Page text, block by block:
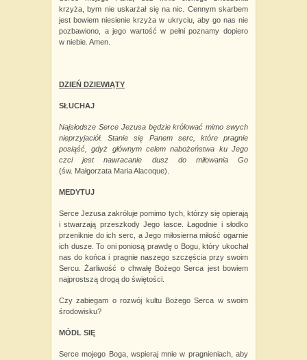
krzyża, bym nie uskarżał się na nic. Cennym skarbem
jest bowiem niesienie krzyża w ukryciu, aby go nas nie
pozbawiono, a jego wartość w pełni poznamy dopiero
w niebie. Amen.
DZIEŃ DZIEWIĄTY
SŁUCHAJ
Najsłodsze Serce Jezusa będzie królować mimo swych
nieprzyjaciół. Stanie się Panem serc, które pragnie
posiąść, gdyż głównym celem nabożeństwa ku Jego
czci jest nawracanie dusz do miłowania Go
(św. Małgorzata Maria Alacoque).
MEDYTUJ
Serce Jezusa zakróluje pomimo tych, którzy się opierają
i stwarzają przeszkody Jego łasce. Łagodnie i słodko
przeniknie do ich serc, a Jego miłosierna miłość ogarnie
ich dusze. To oni poniosą prawdę o Bogu, który ukochał
nas do końca i pragnie naszego szczęścia przy swoim
Sercu. Żarliwość o chwałę Bożego Serca jest bowiem
najprostszą drogą do świętości.
Czy zabiegam o rozwój kultu Bożego Serca w swoim
środowisku?
MÓDL SIĘ
Serce mojego Boga, wspieraj mnie w pragnieniach, aby